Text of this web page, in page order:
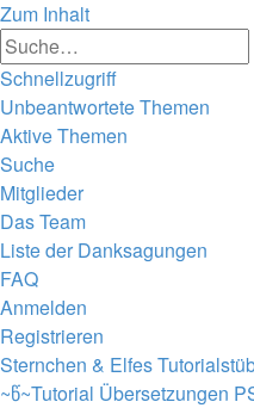
Zum Inhalt
Schnellzugriff
Unbeantwortete Themen
Aktive Themen
Suche
Mitglieder
Das Team
Liste der Danksagungen
FAQ
Anmelden
Registrieren
Sternchen & Elfes
~წ~Tutorial Übersetzungen